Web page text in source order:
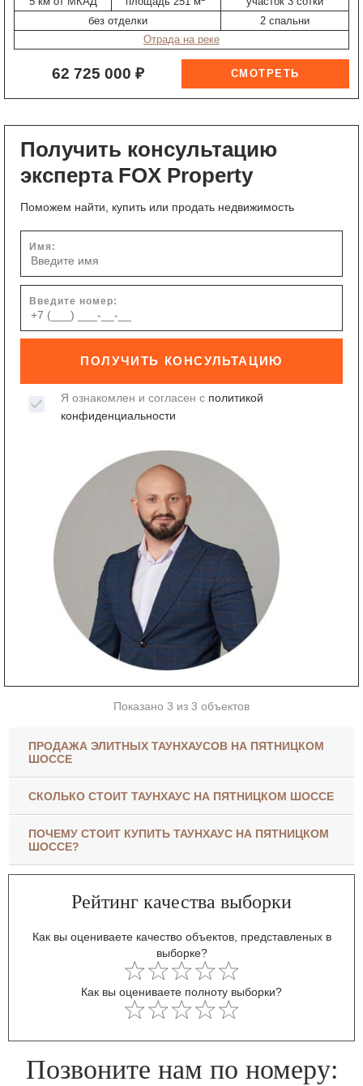
без отделки
2 спальни
Отрада на реке
62 725 000 ₽
Получить консультацию
эксперта FOX Property
Поможем найти, купить или продать недвижимость
Имя:
Введите номер:
ПОЛУЧИТЬ КОНСУЛЬТАЦИЮ
Я ознакомлен и согласен с политикой
конфиденциальности
Показано 3 из 3 объектов
ПРОДАЖА ЭЛИТНЫХ ТАУНХАУСОВ НА ПЯТНИЦКОМ
ШОССЕ
СКОЛЬКО СТОИТ ТАУНХАУС НА ПЯТНИЦКОМ ШОССЕ
ПОЧЕМУ СТОИТ КУПИТЬ ТАУНХАУС НА ПЯТНИЦКОМ
ШОССЕ?
Рейтинг качества выборки
Как вы оцениваете качество объектов, представленых в
выборке?
Как вы оцениваете полноту выборки?
Позвоните нам по номеру: